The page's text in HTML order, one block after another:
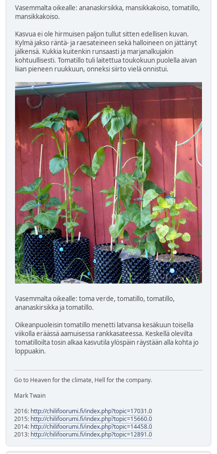
Vasemmalta oikealle: ananaskirsikka, mansikkakoiso, tomatillo,
mansikkakoiso.
Kasvua ei ole hirmuisen paljon tullut sitten edellisen kuvan.
Kylmä jakso räntä- ja raesateineen sekä halloineen on jättänyt
jälkensä. Kukkia kuitenkin runsaasti ja marjanalkujakin
kohtuullisesti. Tomatillo tuli laitettua toukokuun puolella aivan
liian pieneen ruukkuun, onneksi siirto vielä onnistui.
Vasemmalta oikealle: toma verde, tomatillo, tomatillo,
ananaskirsikka ja tomatillo.
Oikeanpuoleisin tomatillo menetti latvansa kesäkuun toisella
viikolla eräässä aamuisessa rankkasateessa. Keskellä olevilta
tomatilloilta tosin alkaa kasvutila ylöspäin räystään alla kohta jo
loppuakin.
Go to Heaven for the climate, Hell for the company.
Mark Twain
2016: http://chilifoorumi.fi/index.php?topic=17031.0
2015: http://chilifoorumi.fi/index.php?topic=15660.0
2014: http://chilifoorumi.fi/index.php?topic=14458.0
2013: http://chilifoorumi.fi/index.php?topic=12891.0